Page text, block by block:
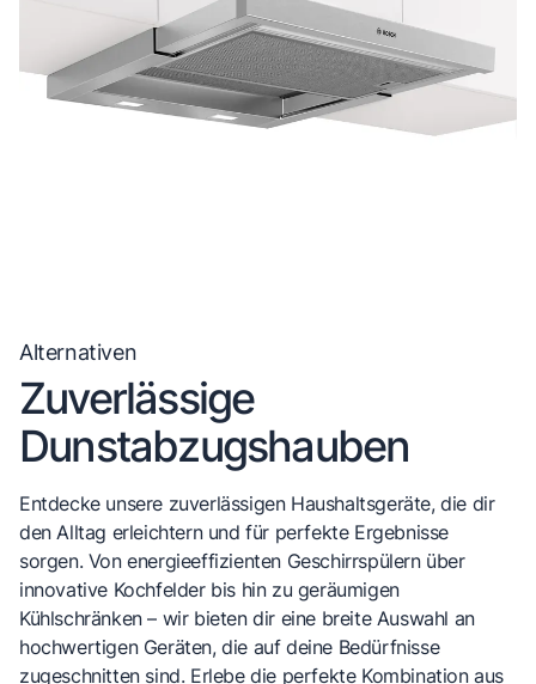
Alternativen
Zuverlässige
Dunstabzugshauben
Entdecke unsere zuverlässigen Haushaltsgeräte, die dir
den Alltag erleichtern und für perfekte Ergebnisse
sorgen. Von energieeffizienten Geschirrspülern über
innovative Kochfelder bis hin zu geräumigen
Kühlschränken – wir bieten dir eine breite Auswahl an
hochwertigen Geräten, die auf deine Bedürfnisse
zugeschnitten sind. Erlebe die perfekte Kombination aus